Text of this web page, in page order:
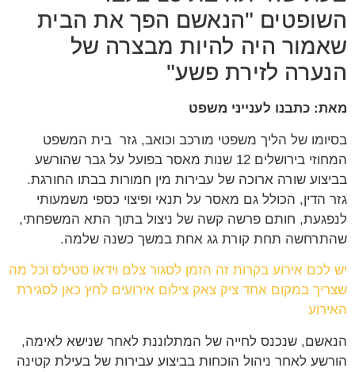
השופטים "הנאשם הפך את הבית
שאמור היה להיות מבצרה של
הנערה לזירת פשע"
מאת: כתבנו לענייני משפט
בסיומו של הליך משפטי מורכב וכואב, גזר בית המשפט
המחוזי בירושלים 12 שנות מאסר בפועל על גבר שהורשע
בביצוע שורה ארוכה של עבירות מין חמורות בבתו החורגת.
גזר הדין, הכולל גם מאסר על תנאי ופיצוי כספי משמעותי
לנפגעת, חותם פרשה קשה של ניצול בתוך התא המשפחתי,
שהתרחשה תחת קורת גג אחת במשך כשנה שלמה.
יש לכם אירוע בקרות זה הזמן לסגור צלם וידאו סטילס וכל מה
שצריך במקום אחד ציק צאק צילום אירועים לחץ כאן לסגירת
האירוע
הנאשם, שנכנס לחייה של המתלוננת לאחר שנישא לאימה,
הורשע לאחר ניהול הוכחות בביצוע עבירות של בעילת קטינה